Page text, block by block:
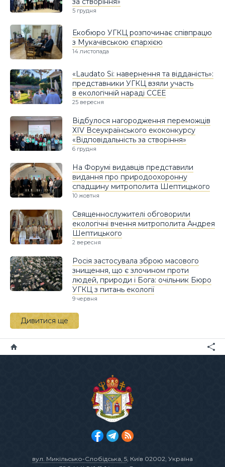
5 грудня
Екобюро УГКЦ розпочинає співпрацю
з Мукачівською єпархією
14 листопада
«Laudato Si: навернення та відданість»:
представники УГКЦ взяли участь
в екологічній нараді ССЕЕ
25 вересня
Відбулося нагородження переможців
ХІV Всеукраїнського екоконкурсу
«Відповідальність за створіння»
6 грудня
На Форумі видавців представили
видання про природоохоронну
спадщину митрополита Шептицького
10 жовтня
Священнослужителі обговорили
екологічні вчення митрополита Андрея
Шептицького
2 вересня
Росія застосувала зброю масового
знищення, що є злочином проти
людей, природи і Бога: очільник Бюро
УГКЦ з питань екології
9 червня
Дивитися ще
вул. Микільсько-Слобідська, 5, Київ 02002, Україна